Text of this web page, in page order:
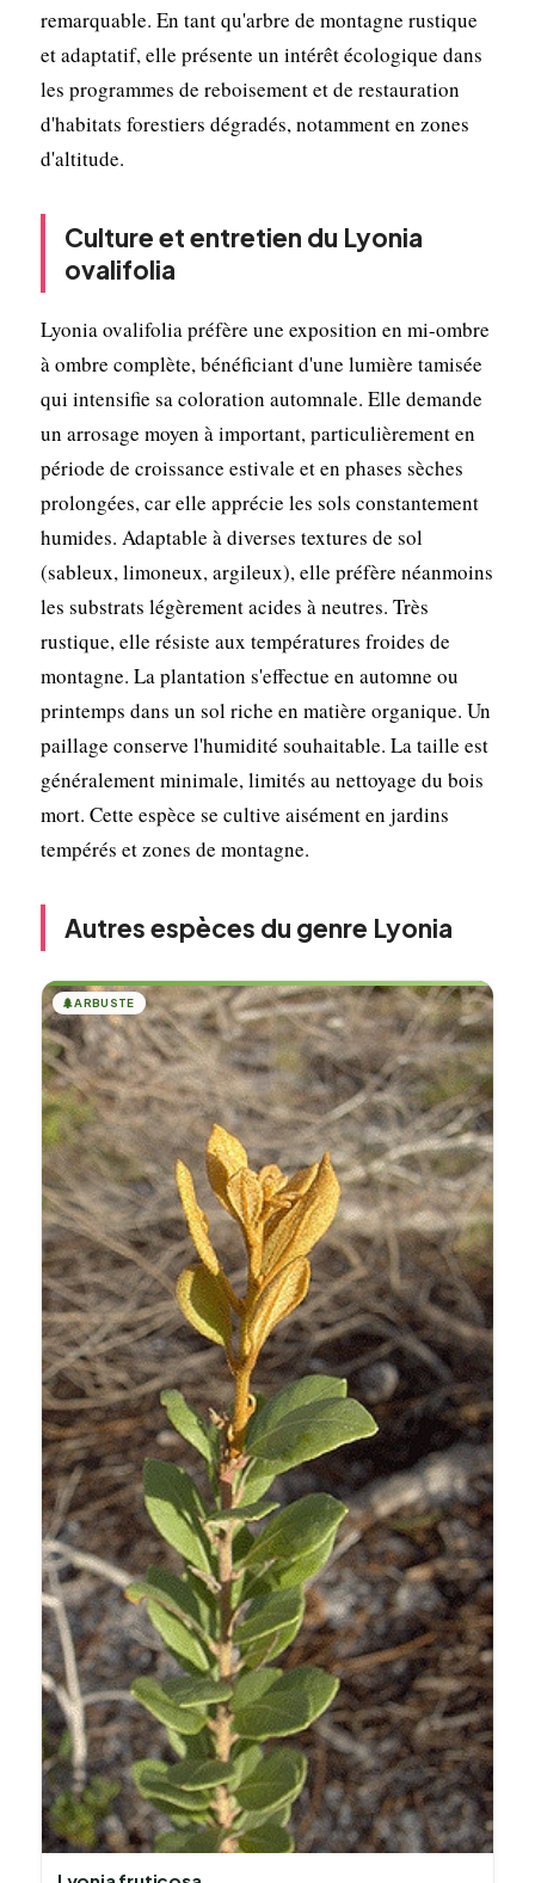
remarquable. En tant qu'arbre de montagne rustique
et adaptatif, elle présente un intérêt écologique dans
les programmes de reboisement et de restauration
d'habitats forestiers dégradés, notamment en zones
d'altitude.
Culture et entretien du Lyonia
ovalifolia
Lyonia ovalifolia préfère une exposition en mi-ombre
à ombre complète, bénéficiant d'une lumière tamisée
qui intensifie sa coloration automnale. Elle demande
un arrosage moyen à important, particulièrement en
période de croissance estivale et en phases sèches
prolongées, car elle apprécie les sols constantement
humides. Adaptable à diverses textures de sol
(sableux, limoneux, argileux), elle préfère néanmoins
les substrats légèrement acides à neutres. Très
rustique, elle résiste aux températures froides de
montagne. La plantation s'effectue en automne ou
printemps dans un sol riche en matière organique. Un
paillage conserve l'humidité souhaitable. La taille est
généralement minimale, limités au nettoyage du bois
mort. Cette espèce se cultive aisément en jardins
tempérés et zones de montagne.
Autres espèces du genre Lyonia
🌲ARBUSTE